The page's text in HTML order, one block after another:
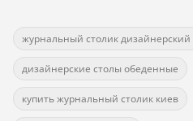
журнальный столик дизайнерский
дизайнерские столы обеденные
купить журнальный столик киев